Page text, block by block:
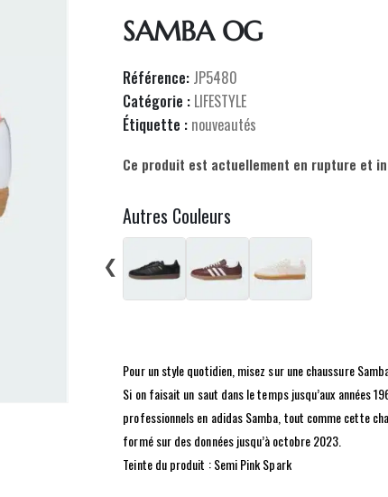
SAMBA OG
Référence: JP5480
Catégorie : LIFESTYLE
Étiquette : nouveautés
Ce produit est actuellement en rupture et
Autres Couleurs
❮
Pour un style quotidien, misez sur une chaussure
Si on faisait un saut dans le temps jusqu’aux années
professionnels en adidas Samba, tout comme cette
formé sur des données jusqu’à octobre 2023.
Teinte du produit : Semi Pink Spark